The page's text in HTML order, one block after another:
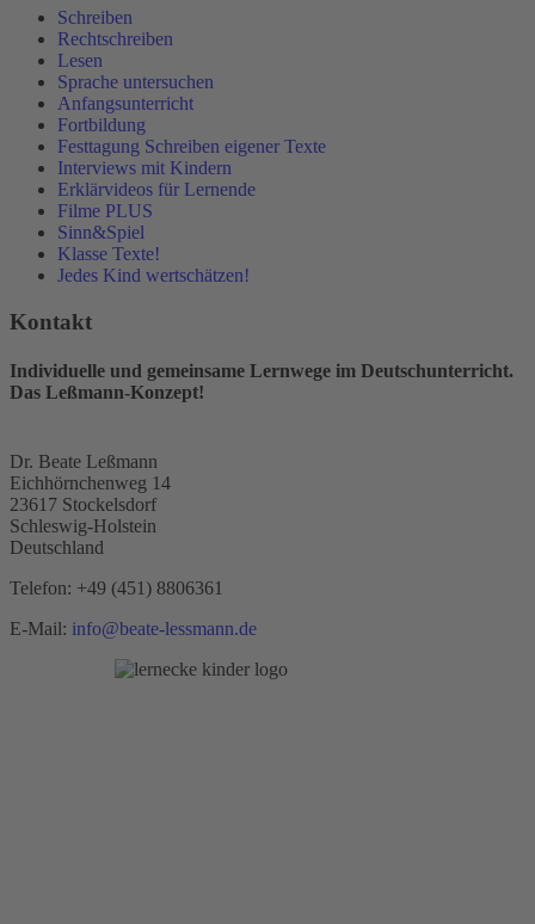
Schreiben
Rechtschreiben
Lesen
Sprache untersuchen
Anfangsunterricht
Fortbildung
Festtagung Schreiben eigener Texte
Interviews mit Kindern
Erklärvideos für Lernende
Filme PLUS
Sinn&Spiel
Klasse Texte!
Jedes Kind wertschätzen!
Kontakt
Individuelle und gemeinsame Lernwege im Deutschunterricht.
Das Leßmann-Konzept!
Dr. Beate Leßmann
Eichhörnchenweg 14
23617 Stockelsdorf
Schleswig-Holstein
Deutschland
Telefon: +49 (451) 8806361
E-Mail: info@beate-lessmann.de